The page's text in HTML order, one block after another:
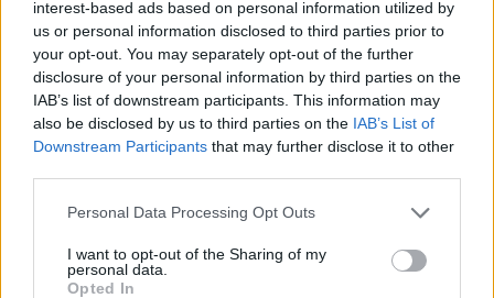
interest-based ads based on personal information utilized by
us or personal information disclosed to third parties prior to
your opt-out. You may separately opt-out of the further
disclosure of your personal information by third parties on the
IAB’s list of downstream participants. This information may
also be disclosed by us to third parties on the IAB’s List of
Downstream Participants that may further disclose it to other
Personal Data Processing Opt Outs
I want to opt-out of the Sharing of my
personal data.
Opted In